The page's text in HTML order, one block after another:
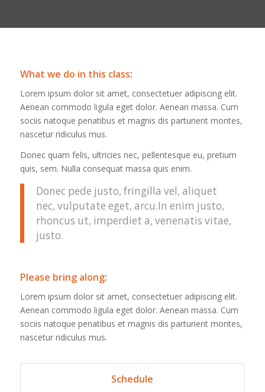
What we do in this class:
Lorem ipsum dolor sit amet, consectetuer adipiscing elit.
Aenean commodo ligula eget dolor. Aenean massa. Cum
sociis natoque penatibus et magnis dis parturient montes,
nascetur ridiculus mus.
Donec quam felis, ultricies nec, pellentesque eu, pretium
quis, sem. Nulla consequat massa quis enim.
Donec pede justo, fringilla vel, aliquet
nec, vulputate eget, arcu.In enim justo,
rhoncus ut, imperdiet a, venenatis vitae,
justo.
Please bring along:
Lorem ipsum dolor sit amet, consectetuer adipiscing elit.
Aenean commodo ligula eget dolor. Aenean massa. Cum
sociis natoque penatibus et magnis dis parturient montes,
nascetur ridiculus mus.
Schedule